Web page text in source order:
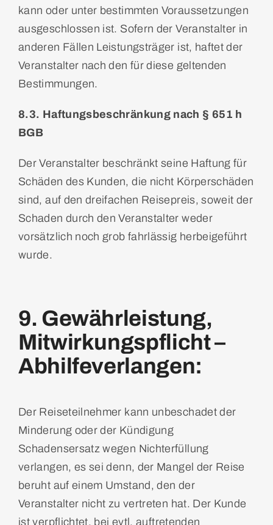
kann oder unter bestimmten Voraussetzungen
ausgeschlossen ist. Sofern der Veranstalter in
anderen Fällen Leistungsträger ist, haftet der
Veranstalter nach den für diese geltenden
Bestimmungen.
8.3. Haftungsbeschränkung nach § 651 h
BGB
Der Veranstalter beschränkt seine Haftung für
Schäden des Kunden, die nicht Körperschäden
sind, auf den dreifachen Reisepreis, soweit der
Schaden durch den Veranstalter weder
vorsätzlich noch grob fahrlässig herbeigeführt
wurde.
9. Gewährleistung,
Mitwirkungspflicht –
Abhilfeverlangen:
Der Reiseteilnehmer kann unbeschadet der
Minderung oder der Kündigung
Schadensersatz wegen Nichterfüllung
verlangen, es sei denn, der Mangel der Reise
beruht auf einem Umstand, den der
Veranstalter nicht zu vertreten hat. Der Kunde
ist verpflichtet, bei evtl. auftretenden